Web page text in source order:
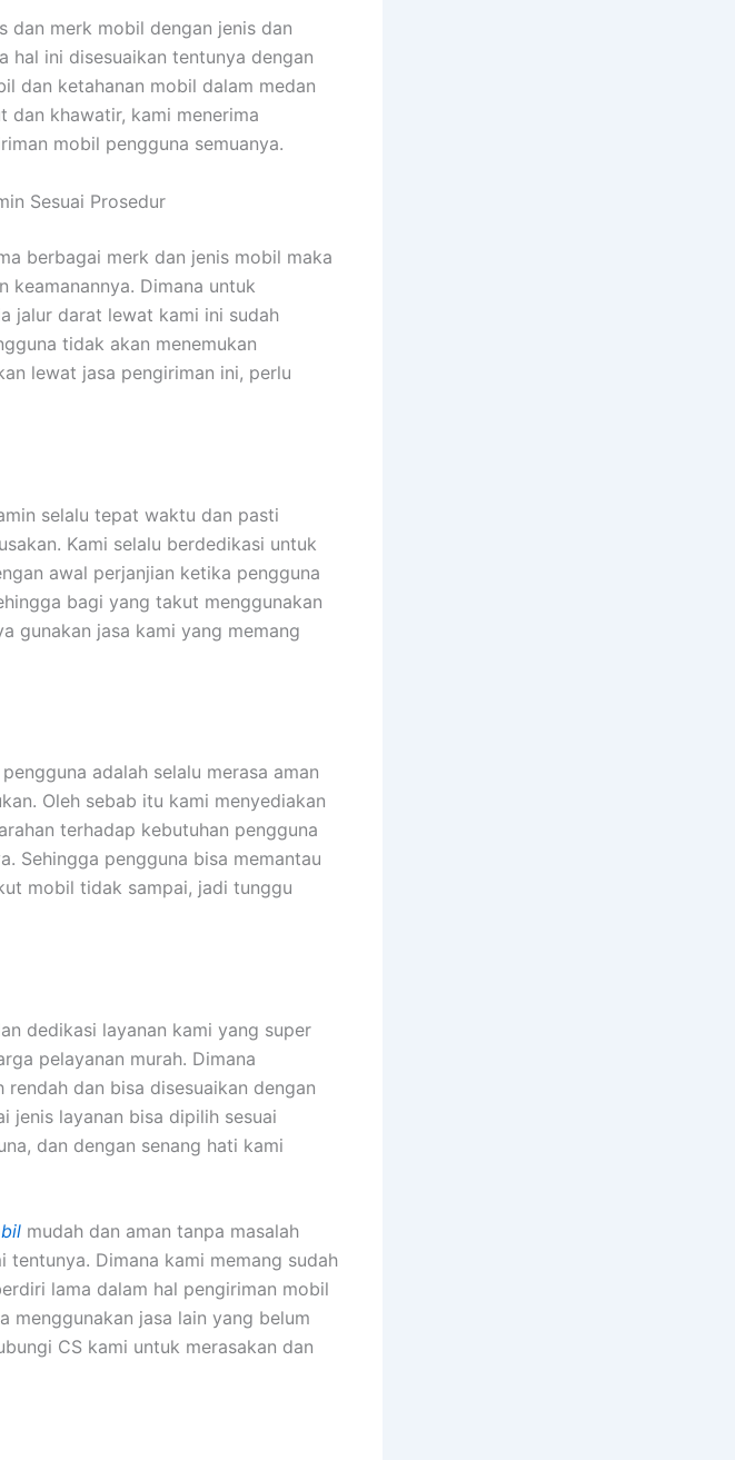
dan merk mobil dengan jenis dan
hal ini disesuaikan tentunya dengan
dan ketahanan mobil dalam medan
khawatir, kami menerima
mobil pengguna semuanya.
Sesuai Prosedur
berbagai merk dan jenis mobil maka
keamanannya. Dimana untuk
jalur darat lewat kami ini sudah
tidak akan menemukan
lewat jasa pengiriman ini, perlu
selalu tepat waktu dan pasti
Kami selalu berdedikasi untuk
awal perjanjian ketika pengguna
bagi yang takut menggunakan
gunakan jasa kami yang memang
adalah selalu merasa aman
Oleh sebab itu kami menyediakan
terhadap kebutuhan pengguna
Sehingga pengguna bisa memantau
mobil tidak sampai, jadi tunggu
dedikasi layanan kami yang super
pelayanan murah. Dimana
dan bisa disesuaikan dengan
jenis layanan bisa dipilih sesuai
dan dengan senang hati kami
mudah dan aman tanpa masalah
tentunya. Dimana kami memang sudah
lama dalam hal pengiriman mobil
menggunakan jasa lain yang belum
CS kami untuk merasakan dan